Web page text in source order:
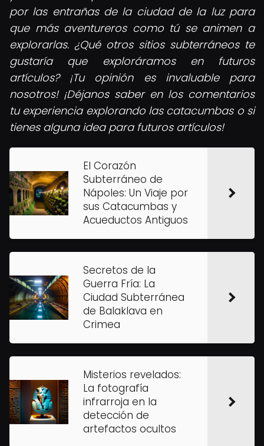
por las entrañas de la ciudad de la luz para
que más aventureros como tú se animen a
explorarlas. ¿Qué otros sitios subterráneos te
gustaría que exploráramos en futuros
artículos? ¡Tu opinión es invaluable para
nosotros! ¡Déjanos saber en los comentarios
tu experiencia explorando las catacumbas o si
tienes alguna idea para futuros artículos!
El Corazón
Subterráneo de
Nápoles: Un Viaje por
sus Catacumbas y
Acueductos Antiguos
Secretos de la
Guerra Fría: La
Ciudad Subterránea
de Balaklava en
Crimea
Misterios revelados:
La fotografía
infrarroja en la
detección de
artefactos ocultos